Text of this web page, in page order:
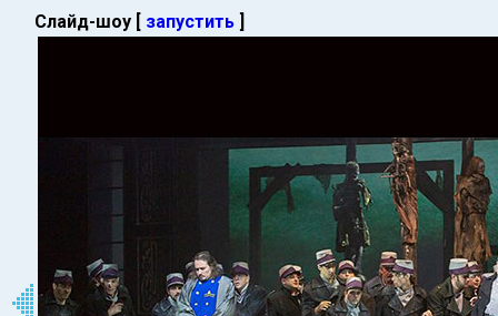
Слайд-шоу [ запустить ]